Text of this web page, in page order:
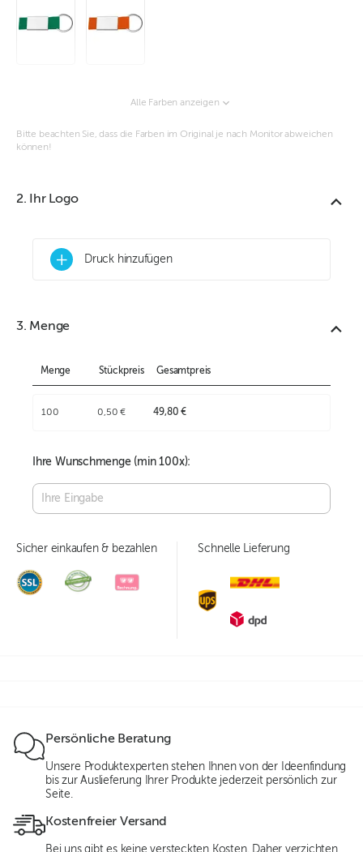
Alle Farben anzeigen
Bitte beachten Sie, dass die Farben im Original je nach Monitor abweichen
können!
2. Ihr Logo
+ Druck hinzufügen
3. Menge
Menge Stückpreis Gesamtpreis
100 0,50 € 49,80 €
Ihre Wunschmenge (min100x):
Sicher einkaufen & bezahlen Schnelle Lieferung
Persönliche Beratung
Unsere Produktexperten stehen Ihnen von der Ideenfindung
bis zur Auslieferung Ihrer Produkte jederzeit persönlich zur
Seite.
Kostenfreier Versand
Bei uns gibt es keine versteckten Kosten. Daher verzichten